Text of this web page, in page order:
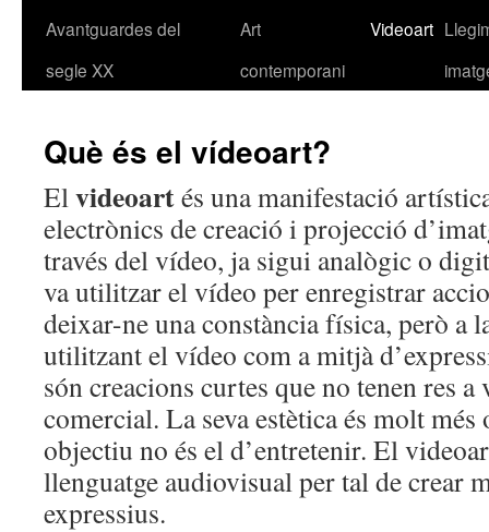
contingut
Avantguardes del
segle XX
Art
contemporani
Videoart
Què és el vídeoart?
Elvideoartés una manifestació
electrònics de creació i projecció
través del vídeo, ja sigui analògic o
va utilitzar el vídeo per enregistrar
deixar-ne una constància física, però a
utilitzant el vídeo com a mitjà
són creacions curtes que no tenen res
comercial. La seva estètica és molt
objectiu no és el d’entretenir. El
llenguatge audiovisual per tal de crear
expressius.